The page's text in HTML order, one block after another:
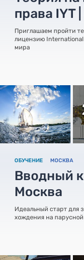
права IYT
Приглашаем пройти
лицензию International
мира
ОБУЧЕНИЕ МОСКВА
Вводный
Москва
Идеальный старт для
хождения на парусной